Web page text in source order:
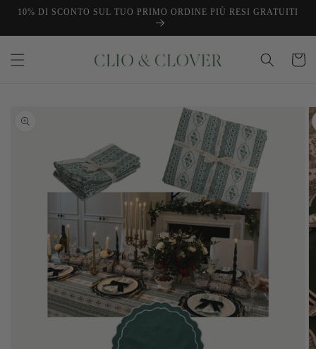
direttamente
10% DI SCONTO SUL TUO PRIMO ORDINE PIÙ RESI GRATUITI
Carrello
informazioni